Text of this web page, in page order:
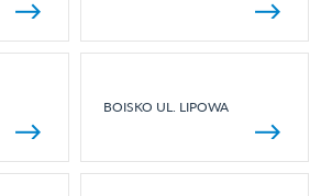
BOISKO UL. LIPOWA